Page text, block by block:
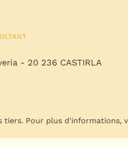
- 20 236 CASTIRLA
tiers. Pour plus d'informations,